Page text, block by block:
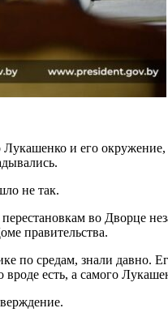
и его окружение,
не так.
во Дворце
правительства.
по средам, знали давно.
есть, а самого